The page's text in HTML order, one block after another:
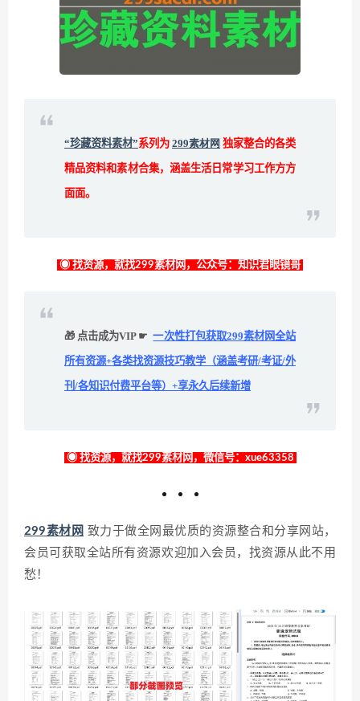
“珍藏资料素材”系列为 299素材网 独家整合的各类
精品资料和素材合集，涵盖生活日常学习工作方方
面面。
◉ 找资源，就找299素材网，公众号：知识君眼镜哥
🎁 点击成为VIP ☛ 一次性打包获取299素材网全站
所有资源+各类找资源技巧教学（涵盖考研/考证/外
刊/各知识付费平台等）+享永久后续新增
◉ 找资源，就找299素材网，微信号：xue63358
299素材网 致力于做全网最优质的资源整合和分享网站，
会员可获取全站所有资源欢迎加入会员，找资源从此不用
愁！